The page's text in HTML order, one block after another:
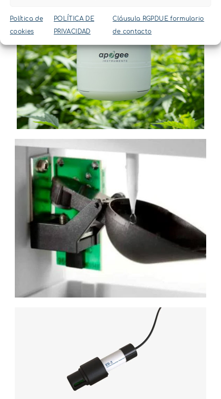
Política de
cookies
POLÍTICA DE
PRIVACIDAD
Cláusula RGPDUE formulario
de contacto